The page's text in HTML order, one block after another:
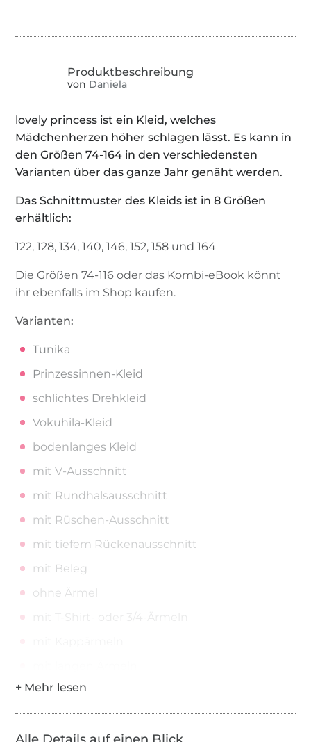
von Daniela
lovely princess ist ein Kleid, welches
Mädchenherzen höher schlagen lässt. Es kann in
den Größen 74-164 in den verschiedensten
Varianten über das ganze Jahr genäht werden.
Das Schnittmuster des Kleids ist in 8 Größen
erhältlich:
122, 128, 134, 140, 146, 152, 158 und 164
Die Größen 74-116 oder das Kombi-eBook könnt
ihr ebenfalls im Shop kaufen.
Varianten:
Tunika
Prinzessinnen-Kleid
schlichtes Drehkleid
Vokuhila-Kleid
bodenlanges Kleid
mit V-Ausschnitt
mit Rundhalsausschnitt
mit Rüschen-Ausschnitt
mit tiefem Rückenausschnitt
mit Beleg
ohne Ärmel
mit Bischofsärmeln
mit Puffärmeln